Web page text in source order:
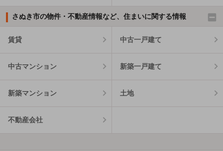
さぬき市の物件・不動産情報など、住まいに関する情報
賃貸 中古一戸建て
中古マンション 新築一戸建て
新築マンション 土地
不動産会社